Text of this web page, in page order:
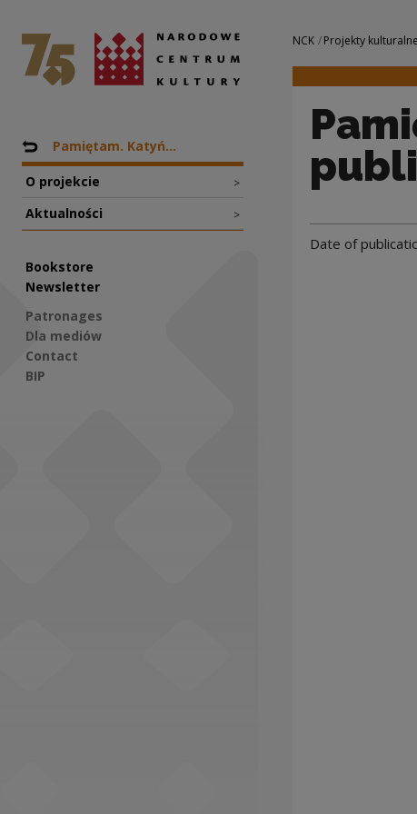
Pamięć o Katyniu.
National Centre for Culture Poland
Nawigacja
Back to: Projekty
Pamiętam. Katyń...
O projekcie >
Aktualności >
Bookstore
Newsletter
Patronages
Dla mediów
Contact
BIP
Navigation
NCK Projekty
Date of